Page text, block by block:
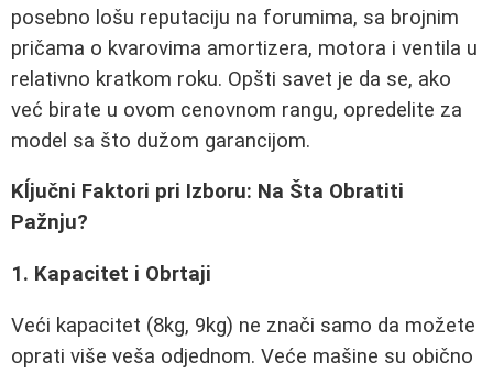
posebno lošu reputaciju na forumima, sa brojnim
pričama o kvarovima amortizera, motora i ventila u
relativno kratkom roku. Opšti savet je da se, ako
već birate u ovom cenovnom rangu, opredelite za
model sa što dužom garancijom.
Kĺjučni Faktori pri Izboru: Na Šta Obratiti
Pažnju?
1. Kapacitet i Obrtaji
Veći kapacitet (8kg, 9kg) ne znači samo da možete
oprati više veša odjednom. Veće mašine su obično